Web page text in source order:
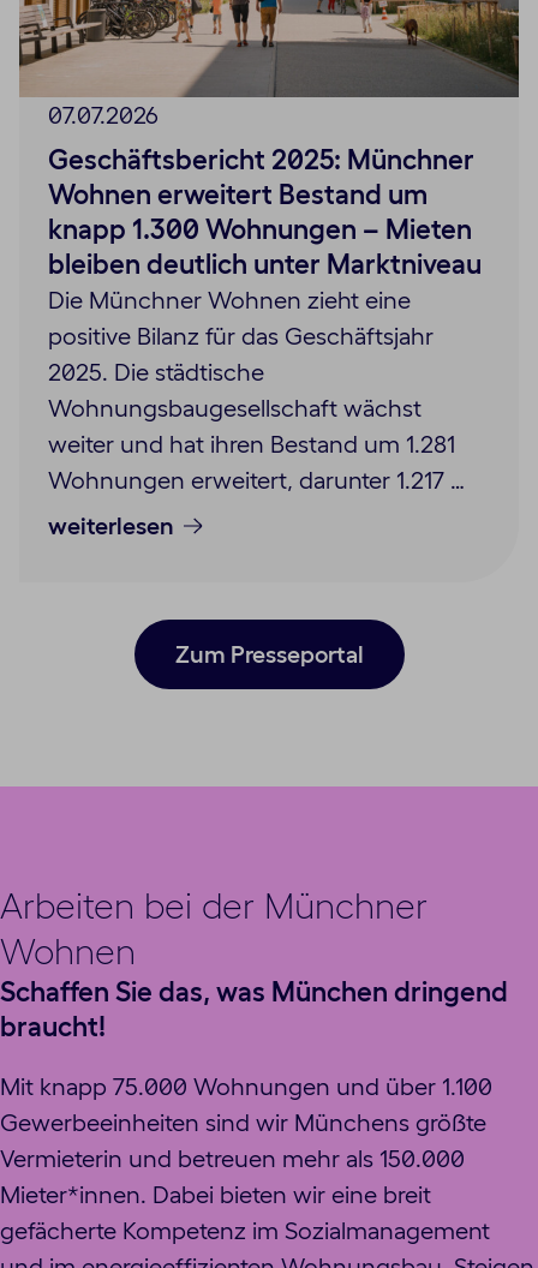
Geschäftsbericht 2025: Münchner
Wohnen erweitert Bestand um
knapp 1.300 Wohnungen – Mieten
bleiben deutlich unter Marktniveau
07.07.2026
Die Münchner Wohnen zieht eine
positive Bilanz für das Geschäftsjahr
2025. Die städtische
Wohnungsbaugesellschaft wächst
weiter und hat ihren Bestand um 1.281
Wohnungen erweitert, darunter 1.217 …
weiterlesen
Zum Presseportal
Arbeiten bei der Münchner
Wohnen
Schaffen Sie das, was München dringend
braucht!
Mit knapp 75.000 Wohnungen und über 1.100
Gewerbeeinheiten sind wir Münchens größte
Vermieterin und betreuen mehr als 150.000
Mieter*innen. Dabei bieten wir eine breit
gefächerte Kompetenz im Sozialmanagement